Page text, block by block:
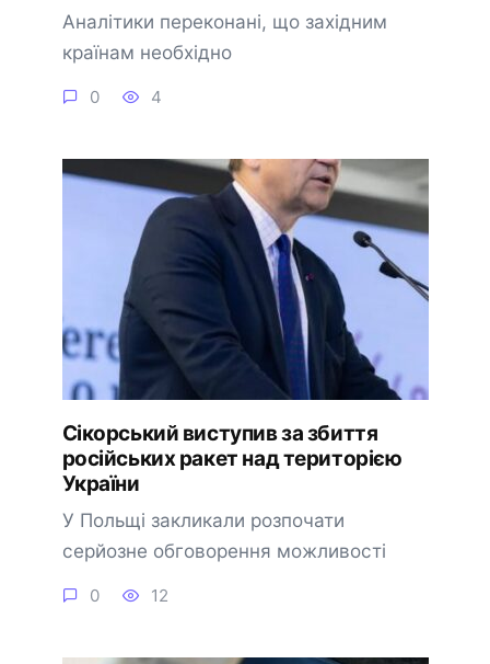
Аналітики переконані, що західним
країнам необхідно
0 4
Сікорський виступив за збиття
російських ракет над територією
України
У Польщі закликали розпочати
серйозне обговорення можливості
0 12